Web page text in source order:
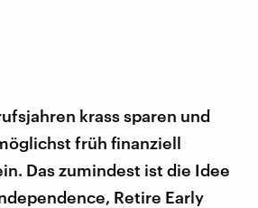
krass sparen und
früh finanziell
Das zumindest ist die Idee
Retire Early